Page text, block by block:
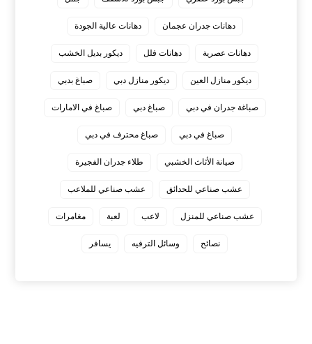
دهانات جدران عجمان دهانات عالية الجودة
دهانات عصرية دهانات فلل ديكور بديل الخشب
ديكور منازل العين ديكور منازل دبي صباغ بدبي
صباغة جدران في دبي صباغ دبي صباغ في الامارات
صباغ في دبي صباغ محترف في دبي
صيانة الأثاث الخشبي طلاء جدران الفجيرة
عشب صناعي للحدائق عشب صناعي للملاعب
عشب صناعي للمنزل لاعب لعبة مغامرات
نصائح وسائل الترفيه يسافر